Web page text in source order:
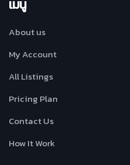
เมนู
About us
My Account
All Listings
Pricing Plan
Contact Us
How It Work